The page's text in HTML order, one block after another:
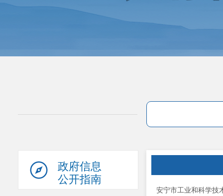
政府信息
公开指南
安宁市工业和科学技